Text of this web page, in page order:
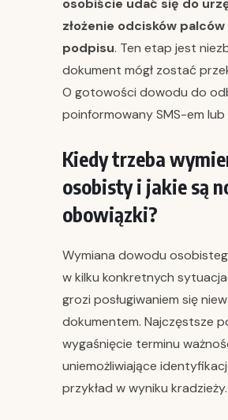
osobiście udać się do
złożenie odcisków
podpisu. Ten etap jest
dokument mógł zostać
O gotowości dowodu do
poinformowany SMS-em lub
Kiedy trzeba
osobisty i jakie są
obowiązki?
Wymiana dowodu
w kilku konkretnych
grozi posługiwaniem się
dokumentem. Najczęstsze
wygaśnięcie terminu
uniemożliwiające
przykład w wyniku kradzieży.